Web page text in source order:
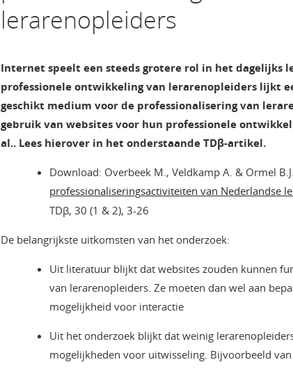
lerarenopleiders
Internet speelt een steeds grotere rol in het dagelijks
professionele ontwikkeling van lerarenopleiders lijkt
geschikt medium voor de professionalisering van
gebruik van websites voor hun professionele
al.. Lees hierover in het onderstaande TDβ-artikel.
Download: Overbeek M., Veldkamp A. & Ormel
professionaliseringsactiviteiten van Nederlandse
TDβ, 30 (1 & 2), 3-26
De belangrijkste uitkomsten van het onderzoek:
Uit literatuur blijkt dat websites zouden kunnen
van lerarenopleiders. Ze moeten dan wel aan
mogelijkheid voor interactie
Uit het onderzoek blijkt dat weinig
mogelijkheden voor uitwisseling. Bijvoorbeeld